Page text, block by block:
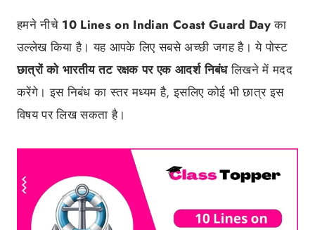
हमने नीचे 10 Lines on Indian Coast Guard Dayका
उल्लेख किया है। यह आपके लिए सबसे अच्छी जगह है। ये पोस्ट
छात्रों को भारतीय तट रक्षक पर एक आदर्श निबंधलिखने में मदद
करेंगे। इस निबंध का स्तर मध्यम है, इसलिए कोई भी छात्र इस
विषय पर लिख सकता है।